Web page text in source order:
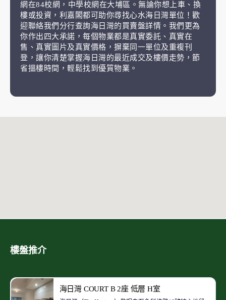
網在84校網，中學校網在大埔區。無論你想上車、換
樓或投資，利嘉閣都可助你尋找心水海日灣單位！歡
迎聯絡我們分行查詢海日灣的買賣盤詳情。我們更為
你作出四大承諾，每個物業都是真實委託、真實在
售、真實圖片及真實價格，摒棄同一單位及重複刊
登，讓你清楚掌握海日灣的最近成交及樓價走勢，節
省搵樓時間，輕鬆找到優質物業。
樓盤推介
海日灣 COURT B 2座 低層 H室